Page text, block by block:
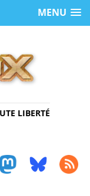
MENU
LIBERTÉ